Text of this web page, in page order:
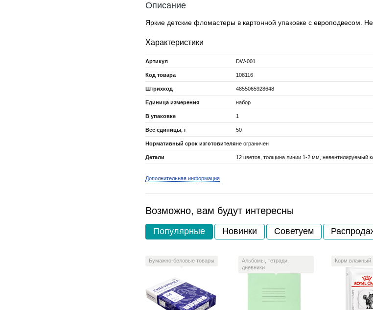
Описание
Яркие детские фломастеры в картонной упаковке с европодвесом.
Характеристики
Артикул DW-001
Код товара 108116
Штрихкод 4855065928648
Единица измерения набор
В упаковке 1
Вес единицы, г 50
Нормативный срок изготовителяне ограничен
Детали 12 цветов, толщина линии 1-2 мм, невентилируемый
Дополнительная информация
Возможно, вам будут интересны
Популярные Новинки Советуем
Бумажно-беловые товары
Альбомы, тетради,
дневники
Корм влажный